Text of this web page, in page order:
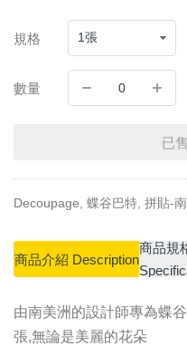
規格
數量
已
Decoupage, 蝶谷巴特, 拼貼-
商品介紹 Description
商品規
由南美洲的設計師專為蝶
張,無論是美麗的花朵